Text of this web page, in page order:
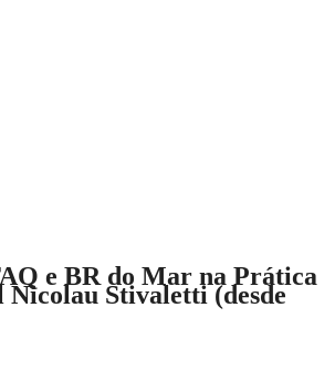
e BR do Mar na Prática
Nicolau Stivaletti (desde